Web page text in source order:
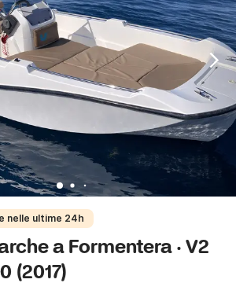
nelle ultime 24h
a Formentera · V2
(2017)